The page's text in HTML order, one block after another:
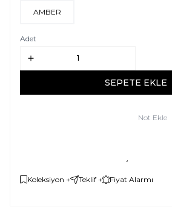
AMBER
Adet
SEPETE EKLE
Not Ekle
Koleksiyon + Teklif + Fiyat Alarmı